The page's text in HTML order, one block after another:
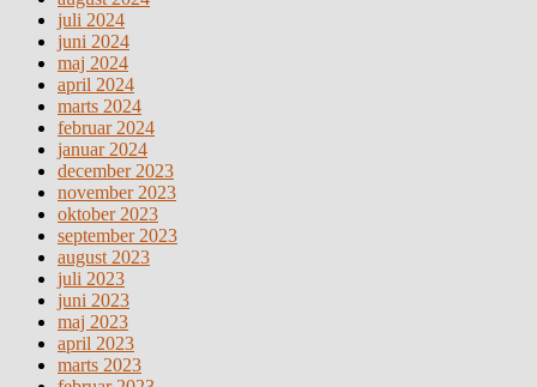
juli 2024
juni 2024
maj 2024
april 2024
marts 2024
februar 2024
januar 2024
december 2023
november 2023
oktober 2023
september 2023
august 2023
juli 2023
juni 2023
maj 2023
april 2023
marts 2023